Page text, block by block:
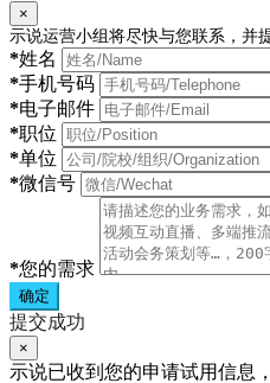
×
示说运营小组将尽快与您联系，并
*姓名
*手机号码
*电子邮件
*职位
*单位
*微信号
*您的需求
确定
提交成功
×
示说已收到您的申请试用信息